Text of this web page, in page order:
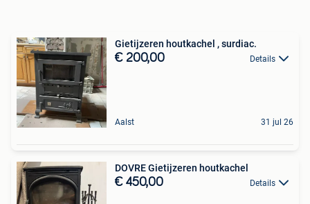
Gietijzeren houtkachel , surdiac.
€ 200,00 Details
Aalst 31 jul 26
DOVRE Gietijzeren houtkachel
€ 450,00 Details